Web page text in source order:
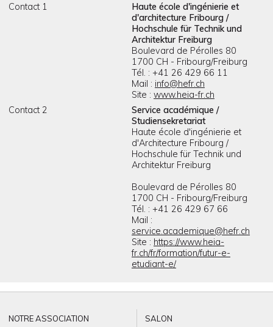
Contact 1
Haute école d'ingénierie et
d'architecture Fribourg /
Hochschule für Technik und
Architektur Freiburg
Boulevard de Pérolles 80
1700 CH - Fribourg/Freiburg
Tél. : +41 26 429 66 11
Mail : info@hefr.ch
Site : www.heia-fr.ch
Contact 2
Service académique /
Studiensekretariat
Haute école d'ingénierie et
d'Architecture Fribourg /
Hochschule für Technik und
Architektur Freiburg
Boulevard de Pérolles 80
1700 CH - Fribourg/Freiburg
Tél. : +41 26 429 67 66
Mail :
service.academique@hefr.ch
Site : https://www.heia-
fr.ch/fr/formation/futur-e-
etudiant-e/
NOTRE ASSOCIATION SALON